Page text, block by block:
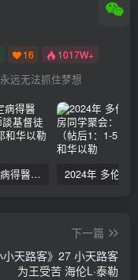
16 1017W+
远无法抓住梦想
基督徒不一定病得醫治？寇紹恩牧師談基督徒的醫治與盼望
下一篇
小天路客》27 小天路客
为王受苦 海伦L·泰勒